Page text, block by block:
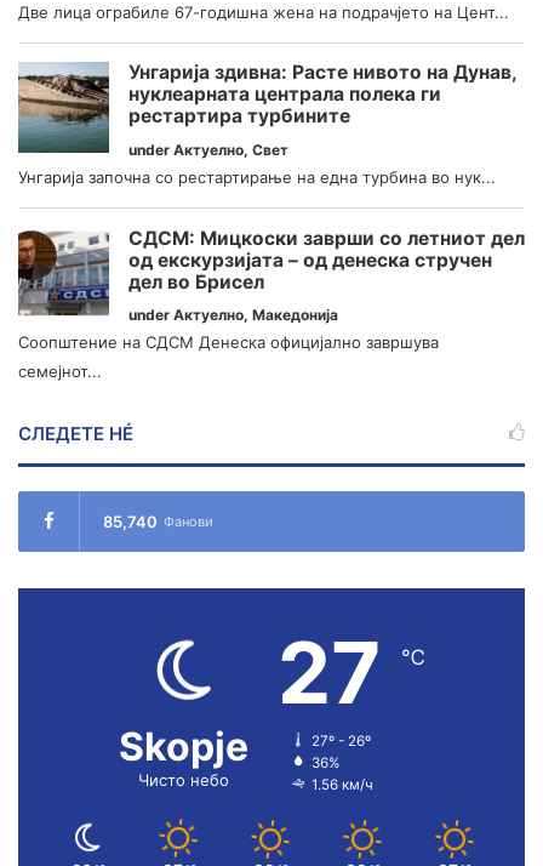
Две лица ограбиле 67-годишна жена на подрачјето на Цент...
Унгарија здивна: Расте нивото на Дунав,
нуклеарната централа полека ги
рестартира турбините
under Актуелно, Свет
Унгарија започна со рестартирање на една турбина во нук...
СДСМ: Мицкоски заврши со летниот дел
од екскурзијата – од денеска стручен
дел во Брисел
under Актуелно, Македонија
Соопштение на СДСМ Денеска официјално завршува
семејнот...
СЛЕДЕТЕ НÉ
85,740 Фанови
Skopje
Чисто небо
27 ℃
27º - 26º
36%
1.56 км/ч